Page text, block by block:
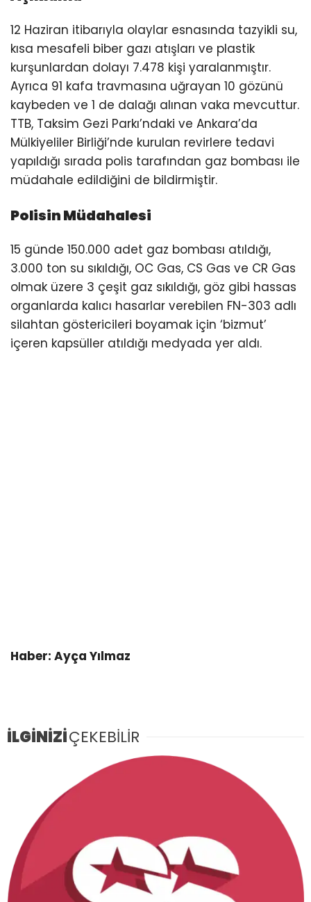
12 Haziran itibarıyla olaylar esnasında tazyikli su,
kısa mesafeli biber gazı atışları ve plastik
kurşunlardan dolayı 7.478 kişi yaralanmıştır.
Ayrıca 91 kafa travmasına uğrayan 10 gözünü
kaybeden ve 1 de dalağı alınan vaka mevcuttur.
TTB, Taksim Gezi Parkı’ndaki ve Ankara’da
Mülkiyeliler Birliği’nde kurulan revirlere tedavi
yapıldığı sırada polis tarafından gaz bombası ile
müdahale edildiğini de bildirmiştir.
Polisin Müdahalesi
15 günde 150.000 adet gaz bombası atıldığı,
3.000 ton su sıkıldığı, OC Gas, CS Gas ve CR Gas
olmak üzere 3 çeşit gaz sıkıldığı, göz gibi hassas
organlarda kalıcı hasarlar verebilen FN-303 adlı
silahtan göstericileri boyamak için ‘bizmut’
içeren kapsüller atıldığı medyada yer aldı.
Haber: Ayça Yılmaz
İLGİNİZİÇEKEBİLİR